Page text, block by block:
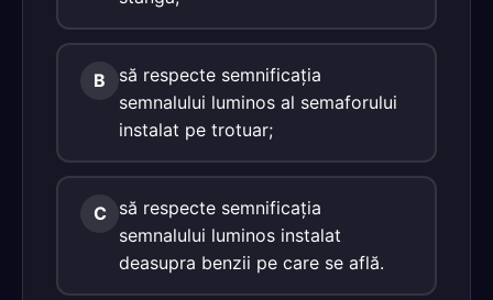
B
să respecte semnificaţia
semnalului luminos al semaforului
instalat pe trotuar;
C
să respecte semnificaţia
semnalului luminos instalat
deasupra benzii pe care se află.